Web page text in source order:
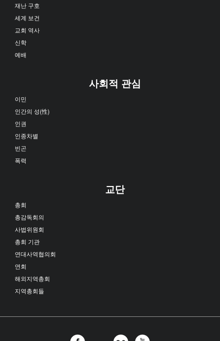
재난 구호
세계 보건
교회 역사
신학
예배
사회적 관심
이민
인간의 성(性)
인권
인종차별
빈곤
폭력
교단
총회
총감독회의
사법위원회
총회 기관
연대사역협의회
연회
해외지역총회
지역총회들